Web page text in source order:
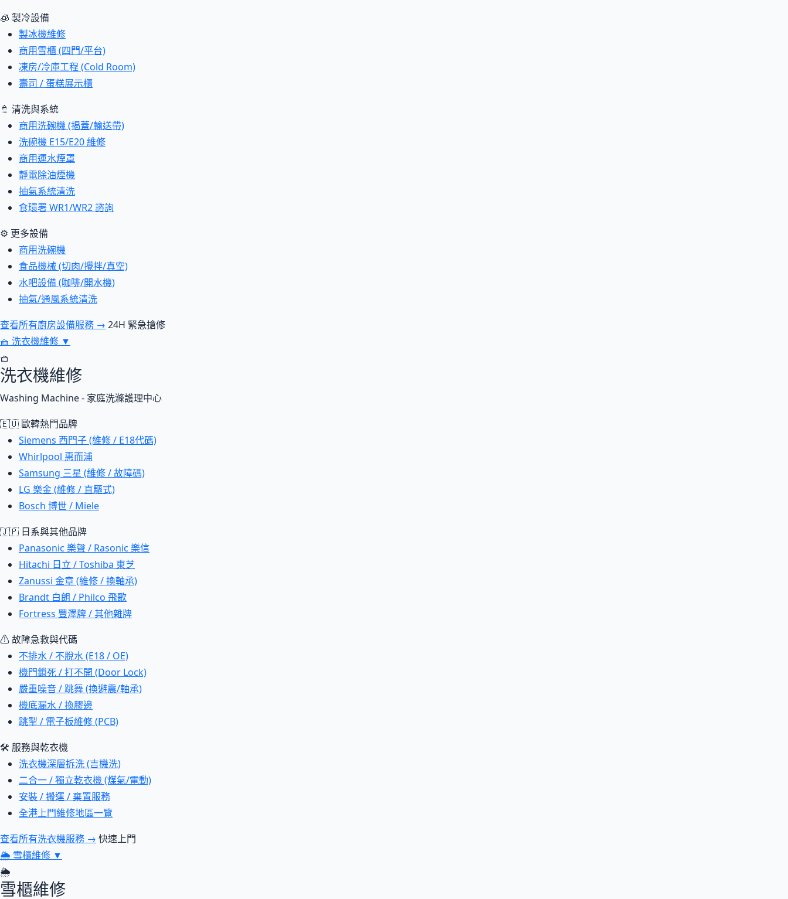
🧊 製冷設備
製冰機維修
商用雪櫃 (四門/平台)
凍房/冷庫工程 (Cold Room)
壽司 / 蛋糕展示櫃
🚿 清洗與系統
商用洗碗機 (揭蓋/輸送帶)
洗碗機 E15/E20 維修
商用運水煙罩
靜電除油煙機
抽氣系統清洗
食環署 WR1/WR2 諮詢
⚙ 更多設備
商用洗碗機
食品機械 (切肉/攪拌/真空)
水吧設備 (咖啡/開水機)
抽氣/通風系統清洗
查看所有廚房設備服務 → 24H 緊急搶修
🧺 洗衣機維修 ▼
🧺
洗衣機維修
Washing Machine - 家庭洗滌護理中心
🇪🇺 歐韓熱門品牌
Siemens 西門子 (維修 / E18代碼)
Whirlpool 惠而浦
Samsung 三星 (維修 / 故障碼)
LG 樂金 (維修 / 直驅式)
Bosch 博世 / Miele
🇯🇵 日系與其他品牌
Panasonic 樂聲 / Rasonic 樂信
Hitachi 日立 / Toshiba 東芝
Zanussi 金章 (維修 / 換軸承)
Brandt 白朗 / Philco 飛歌
Fortress 豐澤牌 / 其他雜牌
⚠ 故障急救與代碼
不排水 / 不脫水 (E18 / OE)
機門鎖死 / 打不開 (Door Lock)
嚴重噪音 / 跳舞 (換避震/軸承)
機底漏水 / 換膠邊
跳掣 / 電子板維修 (PCB)
🛠 服務與乾衣機
洗衣機深層拆洗 (吉機洗)
二合一 / 獨立乾衣機 (煤氣/電動)
安裝 / 搬運 / 棄置服務
全港上門維修地區一覽
查看所有洗衣機服務 → 快速上門
🌦 雪櫃維修 ▼
🌦
雪櫃維修